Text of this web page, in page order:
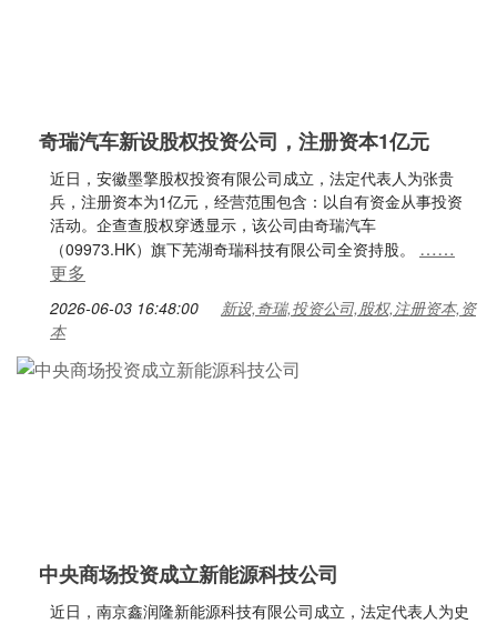
奇瑞汽车新设股权投资公司，注册资本1亿元
近日，安徽墨擎股权投资有限公司成立，法定代表人为张贵
兵，注册资本为1亿元，经营范围包含：以自有资金从事投资
活动。企查查股权穿透显示，该公司由奇瑞汽车
（09973.HK）旗下芜湖奇瑞科技有限公司全资持股。 ……
更多
2026-06-03 16:48:00
新设,奇瑞,投资公司,股权,注册资本,资
本
中央商场投资成立新能源科技公司
近日，南京鑫润隆新能源科技有限公司成立，法定代表人为史